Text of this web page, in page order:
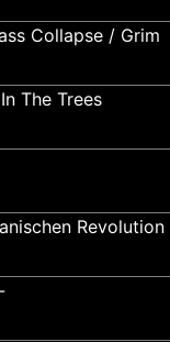
Collapse / Grim
The Trees
Revolution